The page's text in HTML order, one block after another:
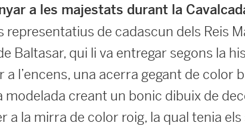
a les majestats durant la
de cadascun dels Reis
Baltasar, qui li va entregar segons la
a l’encens, una acerra gegant de color
modelada creant un bonic dibuix de
a la mirra de color roig, la qual tenia